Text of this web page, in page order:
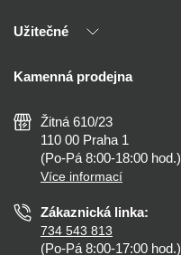
Kontakty
Výhody T-LED
Montáž
Nejčastější dotazy
Než koupíte
Osvětlení dle místnosti
Užitečné
Reklamace a vrácení
Zásady ochrany soukromí
Nastavení cookies
Prohlášení o přístupnosti
Kamenná prodejna
Žitná 610/23
110 00 Praha 1
(Po-Pá 8:00-18:00 hod.)
Více informací
Zákaznická linka:
734 543 813
(Po-Pá 8:00-17:00 hod.)